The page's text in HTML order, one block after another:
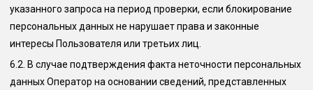
указанного запроса на период проверки, если блокирование
персональных данных не нарушает права и законные
интересы Пользователя или третьих лиц.
6.2. В случае подтверждения факта неточности персональных
данных Оператор на основании сведений, представленных